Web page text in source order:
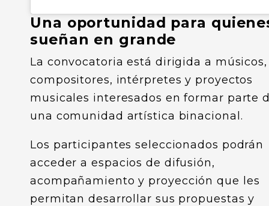
Una oportunidad para
sueñan en grande
La convocatoria está dirigida a músicos,
compositores, intérpretes y proyectos
musicales interesados en formar parte
una comunidad artística binacional.
Los participantes seleccionados podrán
acceder a espacios de difusión,
acompañamiento y proyección que les
permitan desarrollar sus propuestas y